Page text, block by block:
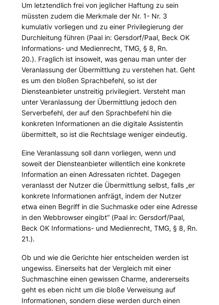
Um letztendlich frei von jeglicher Haftung zu sein
müssten zudem die Merkmale der Nr. 1- Nr. 3
kumulativ vorliegen und zu einer Privilegierung der
Durchleitung führen (Paalin: Gersdorf/Paal, Beck OK
Informations- und Medienrecht, TMG, § 8, Rn.
20.). Fraglich ist insoweit, was genau man unter der
Veranlassung der Übermittlung zu verstehen hat. Geht
es um den bloßen Sprachbefehl, so ist der
Diensteanbieter unstreitig privilegiert. Versteht man
unter Veranlassung der Übermittlung jedoch den
Serverbefehl, der auf den Sprachbefehl hin die
konkreten Informationen an die digitale Assistentin
übermittelt, so ist die Rechtslage weniger eindeutig.
Eine Veranlassung soll dann vorliegen, wenn und
soweit der Diensteanbieter willentlich eine konkrete
Information an einen Adressaten richtet. Dagegen
veranlasst der Nutzer die Übermittlung selbst, falls „er
konkrete Informationen anfrägt, indem der Nutzer
etwa einen Begriff in die Suchmaske oder eine Adresse
in den Webbrowser eingibt“ (Paalin: Gersdorf/Paal,
Beck OK Informations- und Medienrecht, TMG, § 8, Rn.
21.).
Ob und wie die Gerichte hier entscheiden werden ist
ungewiss. Einerseits hat der Vergleich mit einer
Suchmaschine einen gewissen Charme, andererseits
geht es eben nicht um die bloße Verweisung auf
Informationen, sondern diese werden durch einen